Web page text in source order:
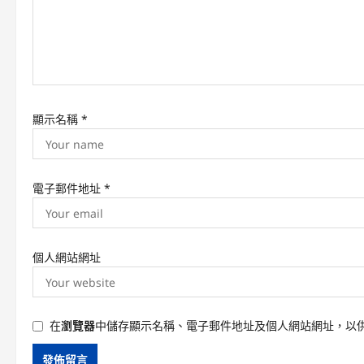
顯示名稱 *
電子郵件地址 *
個人網站網址
在瀏覽器中儲存顯示名稱、電子郵件地址及個人網站網址，以